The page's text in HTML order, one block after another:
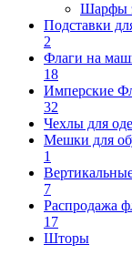
Шарфы
Подставки
2
Флаги на
18
Имперские
32
Чехлы для
Мешки для
1
7
Распродажа
17
Шторы